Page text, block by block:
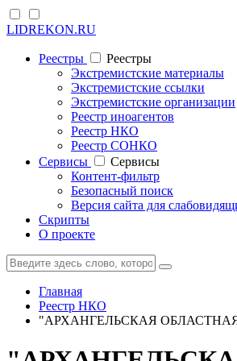
LIDREKON.RU
Реестры
Реестры
Экстремистские материалы
Экстремистские ссылки
Экстремистские организации
Реестр иноагентов
Реестр НКО
Реестр СОНКО
Cервисы
Cервисы
Контент-фильтр
Безопасный поиск
Версия сайта для
Скрипты
О проекте
Главная
Реестр НКО
"АРХАНГЕЛЬСКАЯ